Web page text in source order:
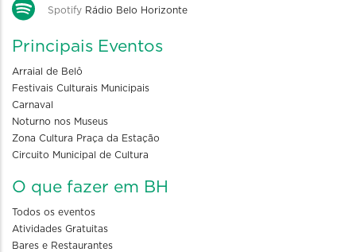
Spotify Rádio Belo Horizonte
Principais Eventos
Arraial de Belô
Festivais Culturais Municipais
Carnaval
Noturno nos Museus
Zona Cultura Praça da Estação
Circuito Municipal de Cultura
O que fazer em BH
Todos os eventos
Atividades Gratuitas
Bares e Restaurantes